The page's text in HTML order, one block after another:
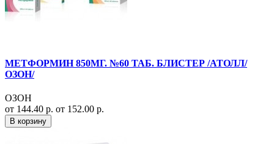
МЕТФОРМИН 850МГ. №60 ТАБ. БЛИСТЕР /АТОЛЛ/
ОЗОН/
ОЗОН
от 144.40 р. от 152.00 р.
В корзину